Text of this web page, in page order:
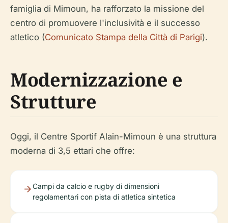
famiglia di Mimoun, ha rafforzato la missione del
centro di promuovere l'inclusività e il successo
atletico (Comunicato Stampa della Città di Parigi).
Modernizzazione e
Strutture
Oggi, il Centre Sportif Alain-Mimoun è una struttura
moderna di 3,5 ettari che offre:
Campi da calcio e rugby di dimensioni
regolamentari con pista di atletica sintetica